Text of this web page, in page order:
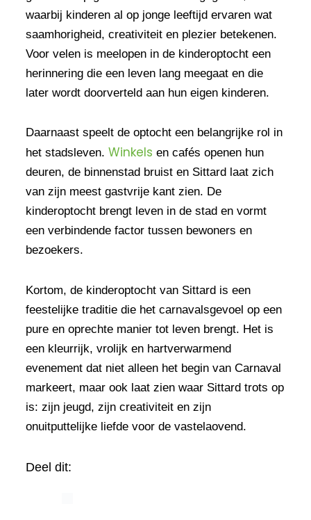
waarbij kinderen al op jonge leeftijd ervaren wat
saamhorigheid, creativiteit en plezier betekenen.
Voor velen is meelopen in de kinderoptocht een
herinnering die een leven lang meegaat en die
later wordt doorverteld aan hun eigen kinderen.
Daarnaast speelt de optocht een belangrijke rol in
het stadsleven. Winkels en cafés openen hun
deuren, de binnenstad bruist en Sittard laat zich
van zijn meest gastvrije kant zien. De
kinderoptocht brengt leven in de stad en vormt
een verbindende factor tussen bewoners en
bezoekers.
Kortom, de kinderoptocht van Sittard is een
feestelijke traditie die het carnavalsgevoel op een
pure en oprechte manier tot leven brengt. Het is
een kleurrijk, vrolijk en hartverwarmend
evenement dat niet alleen het begin van Carnaval
markeert, maar ook laat zien waar Sittard trots op
is: zijn jeugd, zijn creativiteit en zijn
onuitputtelijke liefde voor de vastelaovend.
Deel dit: